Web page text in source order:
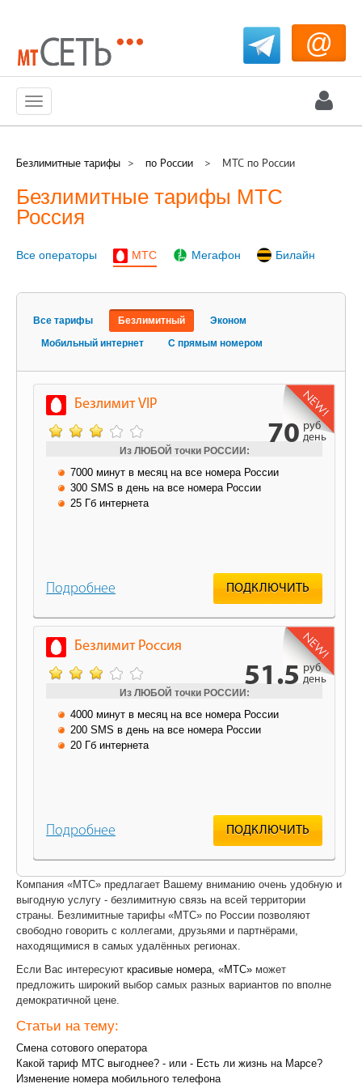
@
Меню
Безлимитные тарифы > по России > МТС по России
Безлимитные тарифы МТС
Россия
Все операторы МТС Мегафон Билайн
Все тарифы Безлимитный
Эконом
Мобильный интернет
С прямым номером
Безлимит VIP
70 руб
день
Из ЛЮБОЙ точки РОССИИ:
7000 минут в месяц на все номера России
300 SMS в день на все номера России
25 Гб интернета
Подробнее ПОДКЛЮЧИТЬ
Безлимит Россия
51.5 руб
день
Из ЛЮБОЙ точки РОССИИ:
4000 минут в месяц на все номера России
200 SMS в день на все номера России
20 Гб интернета
Подробнее ПОДКЛЮЧИТЬ
Компания «МТС» предлагает Вашему вниманию очень удобную и
выгодную услугу - безлимитную связь на всей территории
страны. Безлимитные тарифы «МТС» по России позволяют
свободно говорить с коллегами, друзьями и партнёрами,
находящимися в самых удалённых регионах.
Если Вас интересуют красивые номера, «МТС» может
предложить широкий выбор самых разных вариантов по вполне
демократичной цене.
Статьи на тему:
Смена сотового оператора
Какой тариф МТС выгоднее? - или - Есть ли жизнь на Марсе?
Изменение номера мобильного телефона